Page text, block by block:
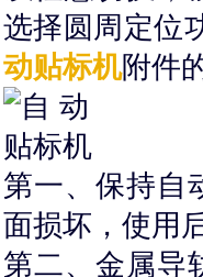
选择圆周定位
动贴标机附件
第一、保持自
面损坏，使用
第二、金属导